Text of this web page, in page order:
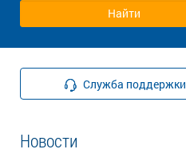
Служба поддержки
Новости